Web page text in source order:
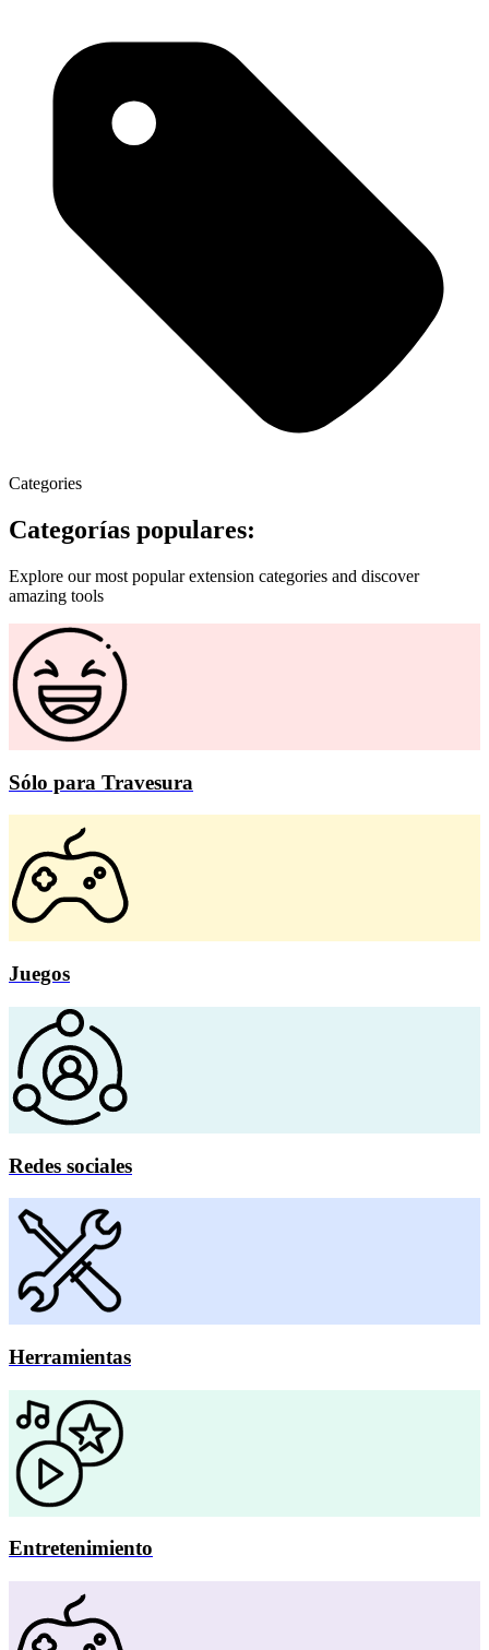
Categories
Categorías populares:
Explore our most popular extension categories and discover
amazing tools
Sólo para Travesura
Juegos
Redes sociales
Herramientas
Entretenimiento